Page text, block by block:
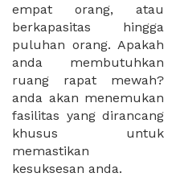
kesuksesan anda.